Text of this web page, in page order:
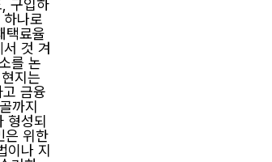
구입하
나로
택료율
것 겨
를 논
지는
금융
까지
형성되
은 위한
이나 지